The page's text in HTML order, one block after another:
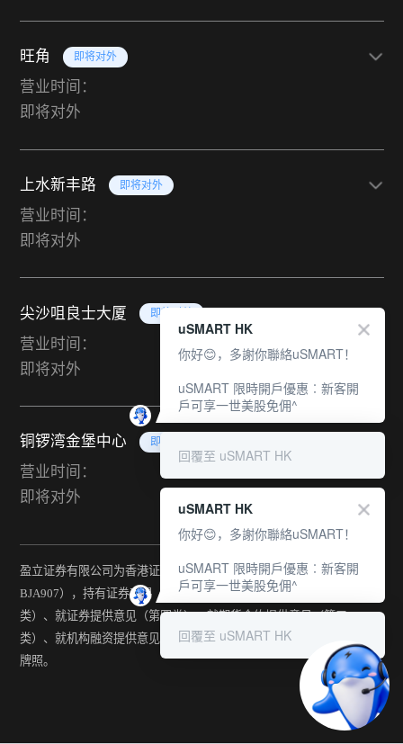
旺角 即将对外
营业时间：
即将对外
上水新丰路 即将对外
营业时间：
即将对外
尖沙咀良士大厦 即将对外
营业时间：
即将对外
铜锣湾金堡中心 即将对外
营业时间：
即将对外
盈立证券有限公司为香港证监会持牌法团（中央编号：
BJA907），持有证券交易（第一类）、期货合约交易（第二
类）、就证券提供意见（第四类）、就期货合约提供意见（第五
类）、就机构融资提供意见（第六类）及提供资产管理（第九类）
牌照。
uSMART HK
你好😊，多謝你聯絡uSMART！
uSMART 限時開戶優惠︰新客開
戶可享一世美股免佣^
回覆至 uSMART HK
uSMART HK
你好😊，多謝你聯絡uSMART！
uSMART 限時開戶優惠︰新客開
戶可享一世美股免佣^
回覆至 uSMART HK